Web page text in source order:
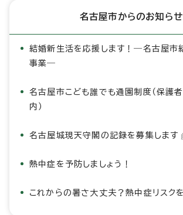
名古屋市からのお知らせ
結婚新生活を応援します！―名古屋市
事業―
名古屋市こども誰でも通園制度（保護
内）
名古屋城現天守閣の記録を募集します
熱中症を予防しましょう！
これからの暑さ大丈夫？熱中症リスク